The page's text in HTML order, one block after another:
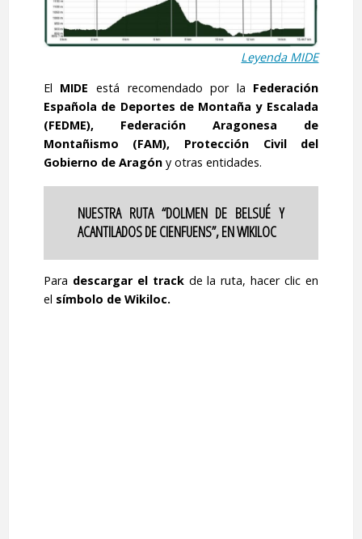
Leyenda MIDE
El MIDE está recomendado por la Federación
Española de Deportes de Montaña y Escalada
(FEDME), Federación Aragonesa de
Montañismo (FAM), Protección Civil del
Gobierno de Aragóny otras entidades.
NUESTRA RUTA “DOLMEN DE BELSUÉ Y
ACANTILADOS DE CIENFUENS”, EN WIKILOC
Para descargar el track de la ruta, hacer clic en
el símbolo de Wikiloc.